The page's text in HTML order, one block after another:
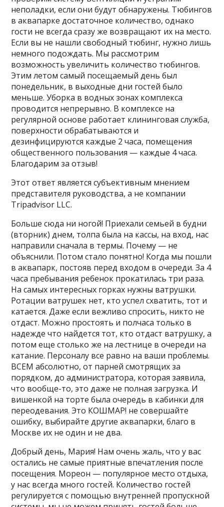
неполадки, если они будут обнаружены. Тюбингов
в аквапарке достаточное количество, однако
гости не всегда сразу же возвращают их на место.
Если вы не нашли свободный тюбинг, нужно лишь
немного подождать. Мы рассмотрим
возможность увеличить количество тюбингов.
Этим летом самый посещаемый день был
понедельник, в выходные дни гостей было
меньше. Уборка в водных зонах комплекса
проводится непрерывно. В комплексе на
регулярной основе работает клининговая служба,
поверхности обрабатываются и
дезинфицируются каждые 2 часа, помещения
общественного пользования — каждые 4 часа.
Благодарим за отзыв!
Этот ответ является субъективным мнением
представителя руководства, а не компании
Tripadvisor LLC.
Больше сюда ни ногой! Приехали семьей в будни
(вторник) днем, толпа была на кассы, на вход, нас
направили сначала в термы. Почему — не
объяснили. Потом стало понятно! Когда мы пошли
в аквапарк, постояв перед входом в очереди. За 4
часа пребывания ребенок прокатилась три раза.
На самых интересных горках нужны ватрушки.
Ротации ватрушек нет, кто успел схватить, тот и
катается. Даже если вежливо спросить, никто не
отдаст. Можно простоять и полчаса только в
надежде что найдется тот, кто отдаст ватрушку, а
потом еще столько же на лестнице в очереди на
катание. Персоналу все равно на ваши проблемы.
ВСЕМ абсолютно, от парней смотрящих за
порядком, до администратора, которая заявила,
что вообще-то, это даже не полная загрузка. И
вишенкой на торте была очередь в кабинки для
переодевания. Это КОШМАР! не совершайте
ошибку, выбирайте другие аквапарки, благо в
Москве их не один и не два.
Добрый день, Мария! Нам очень жаль, что у вас
остались не самые приятные впечатления после
посещения. Мореон — популярное место отдыха,
у нас всегда много гостей. Количество гостей
регулируется с помощью внутренней пропускной